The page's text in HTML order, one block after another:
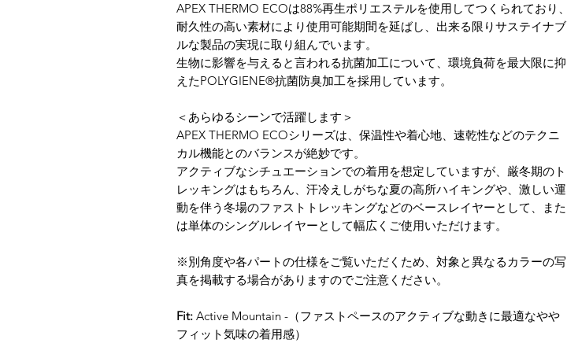
APEX THERMO ECOは88%再生ポリエステルを使用してつくられており、
耐久性の高い素材により使用可能期間を延ばし、出来る限りサステイナブ
ルな製品の実現に取り組んでいます。
生物に影響を与えると言われる抗菌加工について、環境負荷を最大限に抑
えたPOLYGIENE®抗菌防臭加工を採用しています。
＜あらゆるシーンで活躍します＞
APEX THERMO ECOシリーズは、保温性や着心地、速乾性などのテクニ
カル機能とのバランスが絶妙です。
アクティブなシチュエーションでの着用を想定していますが、厳冬期のト
レッキングはもちろん、汗冷えしがちな夏の高所ハイキングや、激しい運
動を伴う冬場のファストトレッキングなどのベースレイヤーとして、また
は単体のシングルレイヤーとして幅広くご使用いただけます。
※別角度や各パートの仕様をご覧いただくため、対象と異なるカラーの写
真を掲載する場合がありますのでご注意ください。
Fit: Active Mountain -（ファストペースのアクティブな動きに最適なやや
フィット気味の着用感）